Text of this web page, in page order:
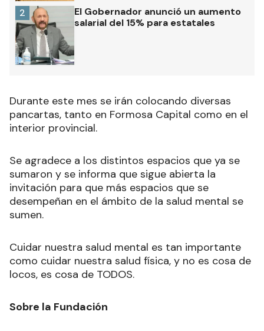
El Gobernador anunció un aumento
salarial del 15% para estatales
2
Durante este mes se irán colocando diversas
pancartas, tanto en Formosa Capital como en el
interior provincial.
Se agradece a los distintos espacios que ya se
sumaron y se informa que sigue abierta la
invitación para que más espacios que se
desempeñan en el ámbito de la salud mental se
sumen.
Cuidar nuestra salud mental es tan importante
como cuidar nuestra salud física, y no es cosa de
locos, es cosa de TODOS.
Sobre la Fundación